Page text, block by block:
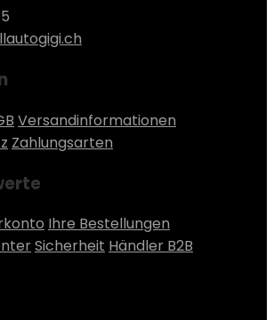
Versandinformationen
Zahlungsarten
Ihre Bestellungen
Sicherheit Händler B2B